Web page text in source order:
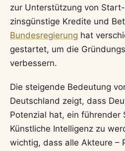
zur Unterstützung von
zinsgünstige Kredite und
Bundesregierung hat
gestartet, um die
verbessern.
Die steigende Bedeutung
Deutschland zeigt, dass
Potenzial hat, ein führender
Künstliche Intelligenz zu
wichtig, dass alle Akteure –